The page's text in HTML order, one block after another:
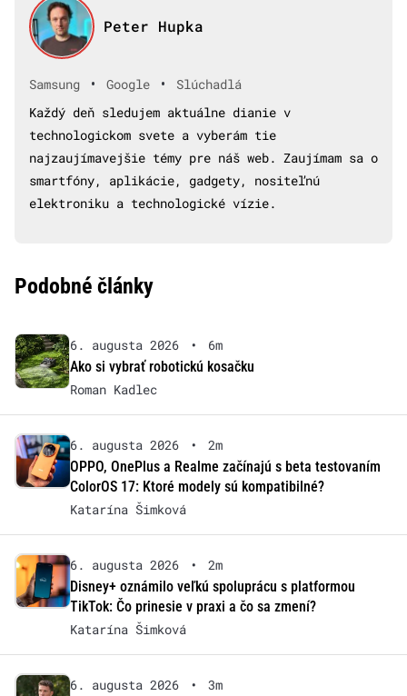
Peter Hupka
Samsung • Google •
Slúchadlá
Každý deň sledujem aktuálne dianie v
technologickom svete a vyberám tie
najzaujímavejšie témy pre náš web. Zaujímam sa o
smartfóny, aplikácie, gadgety, nositeľnú
elektroniku a technologické vízie.
Podobné články
6. augusta 2026 •
6m
Ako si vybrať robotickú kosačku
Roman Kadlec
6. augusta 2026 •
2m
OPPO, OnePlus a Realme začínajú s beta testovaním
ColorOS 17: Ktoré modely sú kompatibilné?
Katarína Šimková
6. augusta 2026 •
2m
Disney+ oznámilo veľkú spoluprácu s platformou
TikTok: Čo prinesie v praxi a čo sa zmení?
Katarína Šimková
6. augusta 2026 •
3m